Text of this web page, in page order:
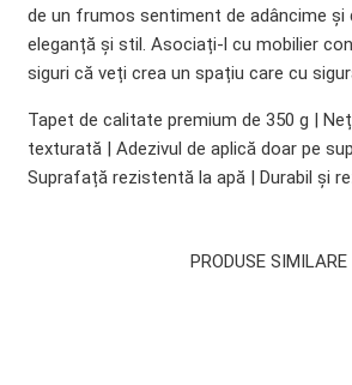
de un frumos sentiment de adâncime și
eleganță și stil. Asociați-l cu mobilier
siguri că veți crea un spațiu care cu
Tapet de calitate premium de 350 g |
texturată | Adezivul de aplică doar pe
Suprafață rezistentă la apă | Durabil și
PRODUSE SIMILARE